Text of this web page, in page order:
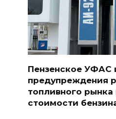
Пензенское УФАС
предупреждения
топливного рынка
стоимости